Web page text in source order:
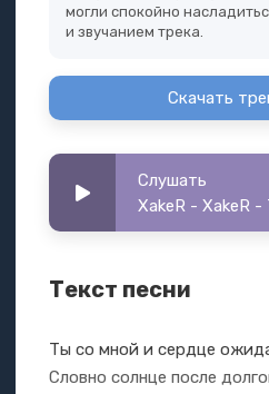
могли спокойно
и звучанием трека.
Скачать
Слушать
XakeR - XakeR
Текст песни
Ты со мной и сердце
Словно солнце после